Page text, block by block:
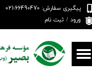
پیگیری سفارش: 66490470-021
ورود / ثبت نام
حساب کاربری من
تغییر گذر واژه
سفارشات